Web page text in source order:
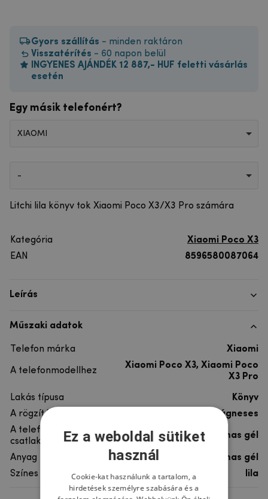
Gyors szállítás - minden raktáron
Visszatérítés - 60 napon belül
INGYENES AJÁNDÉK 12 887,- HUF feletti vásárlás
esetén
Egy másik telefonért?
XIAOMI
-
Litchi lila könyv tok Xiaomi Poco X3/X3 Pro számára
Kategória
Xiaomi Poco X3
EAN
8596580087064
Leírás
Műszaki adatok
Telefon márka Xiaomi
A telefonmodellhez
Xiaomi Poco X3, Xiaomi Poco
X3 Pro
Lakás típusa
Könyv
A rögzítés típusa
Mágneses
A telefon
csatlakoztatása
rugalmas gél
Anyag
szintetikus bőr, rugalmas gél
Színes
lila
Ez a weboldal sütiket
használ
Cookie-kat használunk a tartalom, a
hirdetések személyre szabására és a